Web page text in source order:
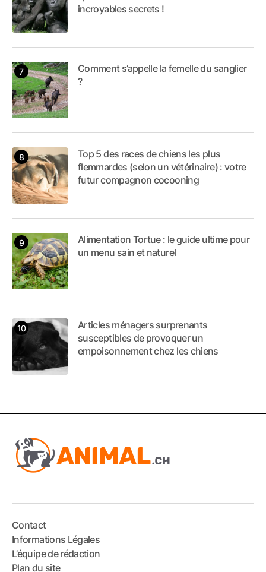
incroyables secrets !
Comment s’appelle la femelle du sanglier
?
Top 5 des races de chiens les plus
flemmardes (selon un vétérinaire) : votre
futur compagnon cocooning
Alimentation Tortue : le guide ultime pour
un menu sain et naturel
Articles ménagers surprenants
susceptibles de provoquer un
empoisonnement chez les chiens
Contact
Informations Légales
L’équipe de rédaction
Plan du site